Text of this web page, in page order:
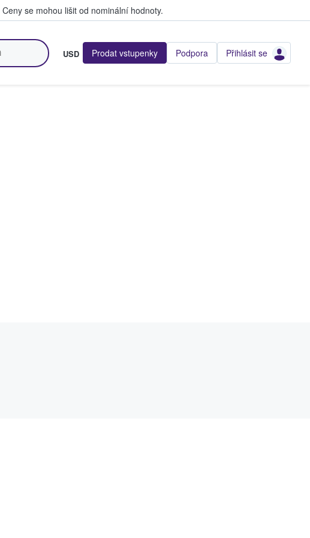
Ceny se mohou lišit od nominální hodnoty.
USD Prodat vstupenky Podpora Přihlásit se